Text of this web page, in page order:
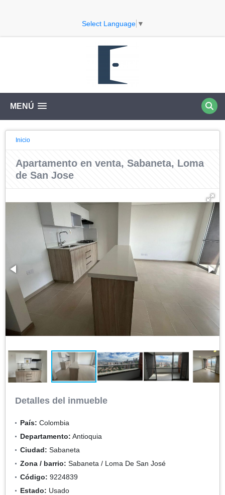
Select Language ▼
MENÚ
Inicio
Apartamento en venta, Sabaneta, Loma
de San Jose
Detalles del inmueble
País: Colombia
Departamento: Antioquia
Ciudad: Sabaneta
Zona / barrio: Sabaneta / Loma De San José
Código: 9224839
Estado: Usado